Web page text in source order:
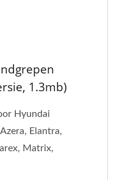
1.3mb)
Hyundai
Elantra,
Matrix,